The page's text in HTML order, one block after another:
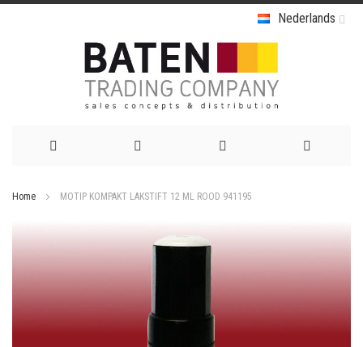
Nederlands
Home MOTIP KOMPAKT LAKSTIFT 12 ML ROOD 941195